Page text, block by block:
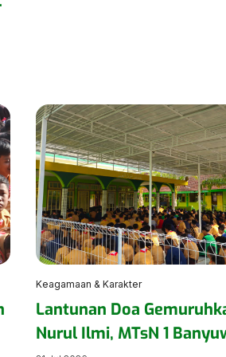
Keagamaan & Karakter
Lantunan Doa
Nurul Ilmi, MTsN 1